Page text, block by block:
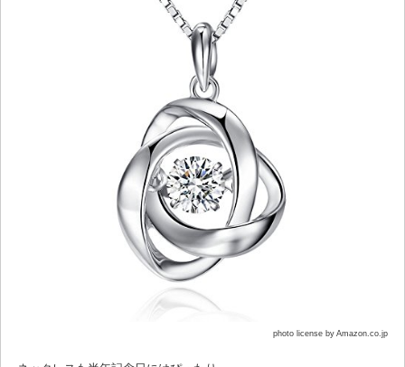
photo license by Amazon.co.jp